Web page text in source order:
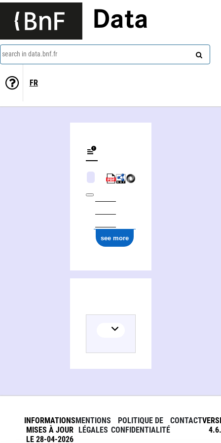
Data
search in data.bnf.fr
FR
see more
INFORMATIONS
MISES À JOUR
LE 28-04-2026
MENTIONS
LÉGALES
POLITIQUE DE
CONFIDENTIALITÉ
CONTACT